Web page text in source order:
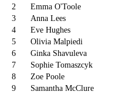
2
Emma O'Toole
3
Anna Lees
4
Eve Hughes
5
Olivia Malpiedi
6
Ginka Shavuleva
7
Sophie Tomaszcyk
8
Zoe Poole
9
Samantha McClure